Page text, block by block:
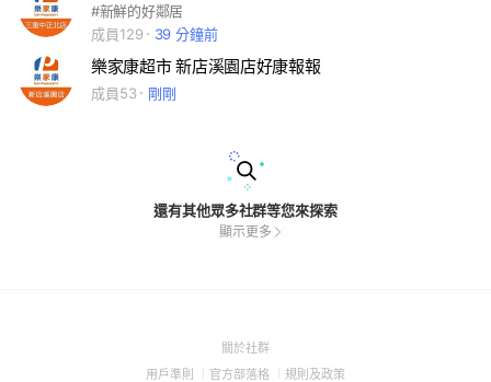
#新鮮的好鄰居
成員129
39 分鐘前
樂家康超市 新店溪園店好康報報
成員53 剛剛
還有其他眾多社群等您來探索
顯示更多
關於社群(Open
用戶準則 (Open
官方部落格 (Open
規則及政策(Open